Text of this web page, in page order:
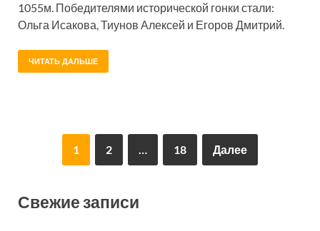
1055м. Победителями исторической гонки стали:
Ольга Исакова, Тиунов Алексей и Егоров Дмитрий.
ЧИТАТЬ ДАЛЬШЕ
1 2 … 18 Далее
Свежие записи